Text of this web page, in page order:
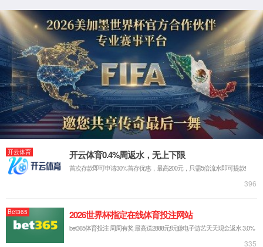
404
抱歉，你访问的页面不存在或仍在开发中
返回首页